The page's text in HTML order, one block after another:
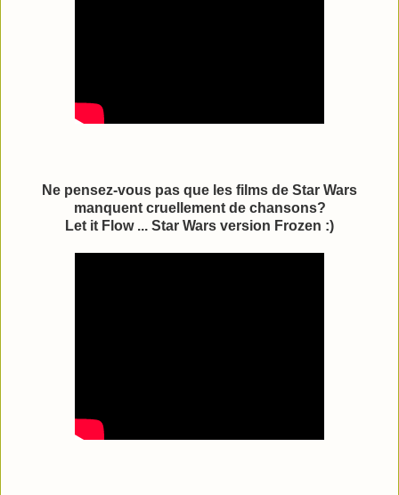
Ne pensez-vous pas que les films de Star Wars
manquent cruellement de chansons?
Let it Flow ... Star Wars version Frozen :)